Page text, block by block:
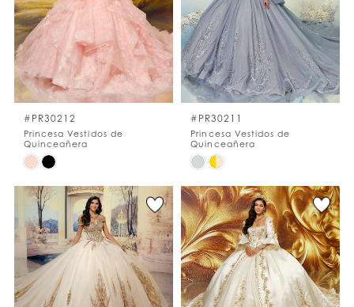
end
end
#PR30212
Princesa Vestidos de
Quinceañera
Skip
List
#2a2a548785
to
end
#PR30211
Princesa Vestidos de
Quinceañera
Skip
List
#6ff0e53b60
to
end